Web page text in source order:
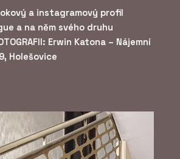
a instagramový profil
a na něm svého druhu
Erwin Katona – Nájemní
Holešovice